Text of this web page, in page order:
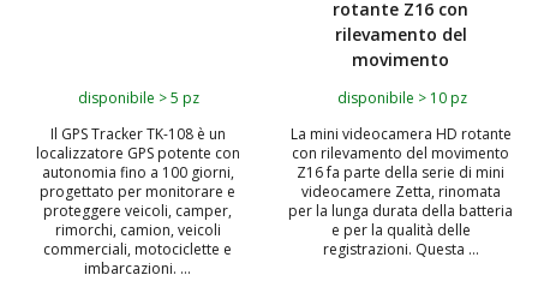
disponibile > 5 pz
Il GPS Tracker TK-108 è un
localizzatore GPS potente con
autonomia fino a 100 giorni,
progettato per monitorare e
proteggere veicoli, camper,
rimorchi, camion, veicoli
commerciali, motociclette e
imbarcazioni. ...
rotante Z16 con
rilevamento del
movimento
disponibile > 10 pz
La mini videocamera HD rotante
con rilevamento del movimento
Z16 fa parte della serie di mini
videocamere Zetta, rinomata
per la lunga durata della batteria
e per la qualità delle
registrazioni. Questa ...